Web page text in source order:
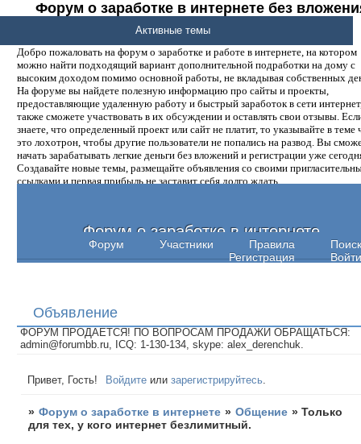
Форум о заработке в интернете без
денег.
Добро пожаловать на форум о заработке и работе в интернете, на котором
можно найти подходящий вариант дополнительной подработки на дому с
высоким доходом помимо основной работы, не вкладывая собственных
На форуме вы найдете полезную информацию про сайты и проекты,
предоставляющие удаленную работу и быстрый заработок в сети
также сможете участвовать в их обсуждении и оставлять свои отзывы.
знаете, что определенный проект или сайт не платит, то указывайте в теме
это лохотрон, чтобы другие пользователи не попались на развод. Вы
начать зарабатывать легкие деньги без вложений и регистрации уже
Создавайте новые темы, размещайте объявления со своими
ссылками и первая прибыль не заставит себя долго ждать.
Форум о заработке в интернете
Форум Участники Правила
Поиск
Регистрация
Войти
Активные темы
Объявление
ФОРУМ ПРОДАЕТСЯ! ПО ВОПРОСАМ ПРОДАЖИ ОБРАЩАТЬСЯ:
admin@forumbb.ru, ICQ: 1-130-134, skype: alex_derenchuk.
Привет, Гость! Войдите илизарегистрируйтесь
» Форум о заработке в интернете » Общение »Только
для тех, у кого интернет безлимитный.